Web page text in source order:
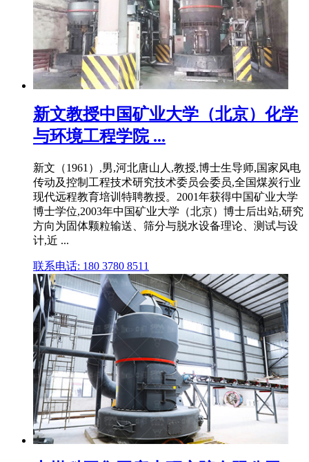
新文教授中国矿业大学（北京）化学
与环境工程学院 ...
新文（1961）,男,河北唐山人,教授,博士生导师,国家风电
传动及控制工程技术研究技术委员会委员,全国煤炭行业
现代远程教育培训特聘教授。2001年获得中国矿业大学
博士学位,2003年中国矿业大学（北京）博士后出站,研究
方向为固体颗粒输送、筛分与脱水设备理论、测试与设
计,近 ...
联系电话: 180 3780 8511